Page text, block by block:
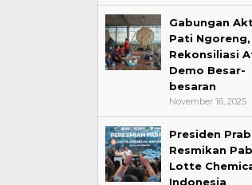
Gabungan
Pati Ngoreng,
Rekonsiliasi
Demo Besar-
besaran
November 16, 2025
Presiden
Resmikan
Lotte
Indonesia